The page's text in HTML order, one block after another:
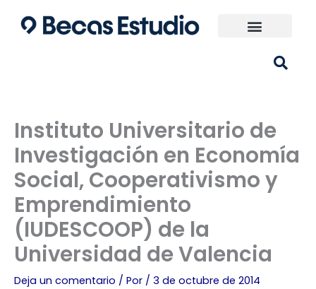
Instituto Universitario de
Investigación en Economía
Social, Cooperativismo y
Emprendimiento
(IUDESCOOP) de la
Universidad de Valencia
Deja un comentario / Por / 3 de octubre de 2014